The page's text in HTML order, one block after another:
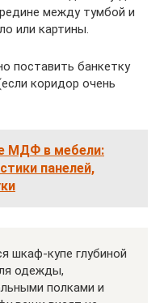
между тумбой и
или картины.
поставить банкетку
коридор очень
МДФ в мебели:
панелей,
шкаф-купе глубиной
одежды,
полками и